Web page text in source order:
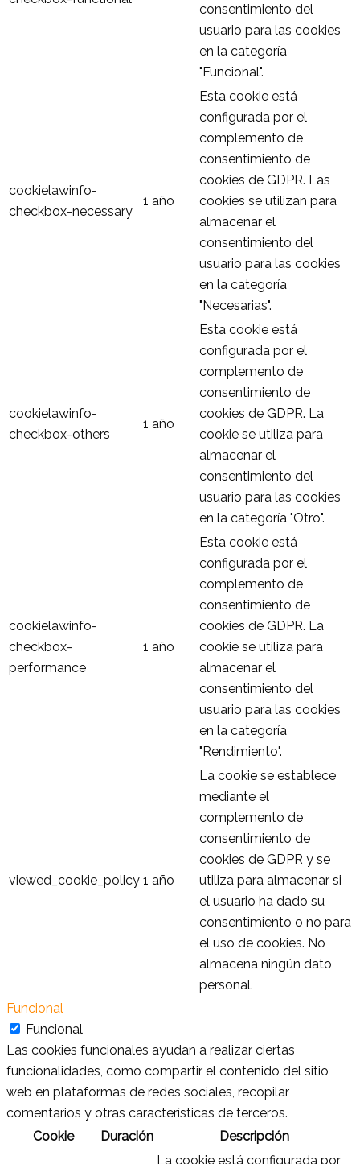
consentimiento del
usuario para las cookies
en la categoría
"Funcional".
cookielawinfo-
checkbox-necessary
1 año
Esta cookie está
configurada por el
complemento de
consentimiento de
cookies de GDPR. Las
cookies se utilizan para
almacenar el
consentimiento del
usuario para las cookies
en la categoría
"Necesarias".
cookielawinfo-
checkbox-others
1 año
Esta cookie está
configurada por el
complemento de
consentimiento de
cookies de GDPR. La
cookie se utiliza para
almacenar el
consentimiento del
usuario para las cookies
en la categoría "Otro".
cookielawinfo-
checkbox-
performance
1 año
Esta cookie está
configurada por el
complemento de
consentimiento de
cookies de GDPR. La
cookie se utiliza para
almacenar el
consentimiento del
usuario para las cookies
en la categoría
"Rendimiento".
viewed_cookie_policy 1 año
La cookie se establece
mediante el
complemento de
consentimiento de
cookies de GDPR y se
utiliza para almacenar si
el usuario ha dado su
consentimiento o no para
el uso de cookies. No
almacena ningún dato
personal.
Funcional
Funcional
Las cookies funcionales ayudan a realizar ciertas
funcionalidades, como compartir el contenido del sitio
web en plataformas de redes sociales, recopilar
comentarios y otras características de terceros.
Cookie
Duración Descripción
La cookie está configurada por